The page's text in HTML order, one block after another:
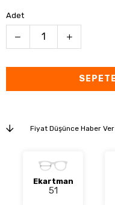
Adet
Fiyat Düşünce Haber Ver
Ekartman
51